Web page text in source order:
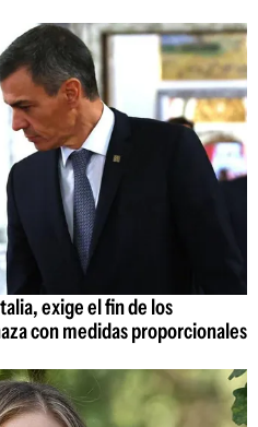
exige el fin de los
con medidas proporcionales